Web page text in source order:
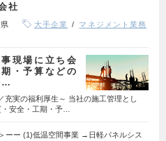
社
大手企業
マネジメント業務
現場に立ち会
・予算などの
…
充実の福利厚生～ 当社の施工管理とし
安全・工期・予…
ーー (1)低温空間事業 →日軽パネルシス